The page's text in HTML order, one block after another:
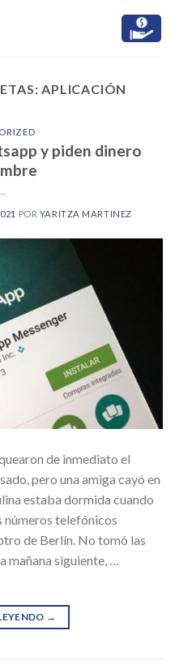
APLICACIÓN
y piden dinero
POR YARITZA MARTINEZ
de inmediato el
pero una amiga cayó en
estaba dormida cuando
números telefónicos
de Berlín. No tomó las
mañana siguiente, …
→